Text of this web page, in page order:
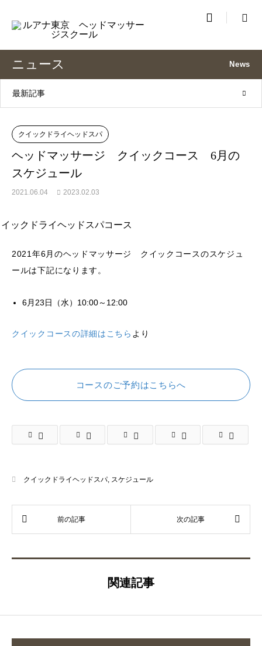

ニュース News
最新記事
クイックドライヘッドスパ
ヘッドマッサージ クイックコース 6月の
スケジュール
2021.06.04 2023.02.03
2021年6月のヘッドマッサージ クイックコースのスケジュ
ールは下記になります。
6月23日（水）10:00～12:00
クイックコースの詳細はこちら より
コースのご予約はこちらへ
クイックドライヘッドスパ, スケジュール
関連記事